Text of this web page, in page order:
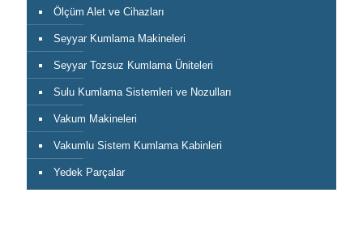
Ölçüm Alet ve Cihazları
Seyyar Kumlama Makineleri
Seyyar Tozsuz Kumlama Üniteleri
Sulu Kumlama Sistemleri ve Nozulları
Vakum Makineleri
Vakumlu Sistem Kumlama Kabinleri
Yedek Parçalar